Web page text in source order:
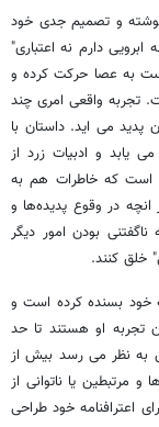
و تصمیم جدی خود
ابرویی دارم نه اعتباری"
به عصا حرکت کرده و
تجربه واقعی امری چند
پدید می اید. داستان با
یابد و ادبیات زرد از
است که خاطرات هم به
در وقوع پدیده‌ها و
بودن امور دیگر
خلق کنند.
خود بسنده کرده است و
تجربه او هستند تا حد
به نظر می رسد بیش از
مرتبطین یا ناتوانی از
اعترافنامه خود طراحی